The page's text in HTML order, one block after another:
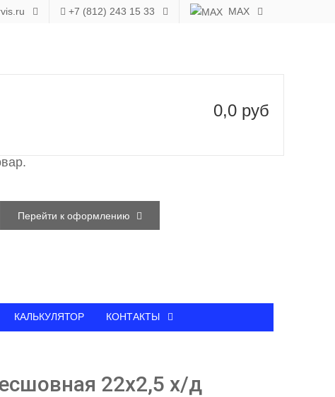
+7 (812) 243 15 33 MAX
0,0 руб
Перейти к оформлению
КАЛЬКУЛЯТОР КОНТАКТЫ
22х2,5 х/д